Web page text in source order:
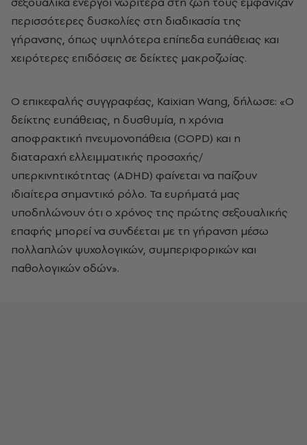
περισσότερες δυσκολίες στη διαδικασία της
γήρανσης, όπως υψηλότερα επίπεδα ευπάθειας και
χειρότερες επιδόσεις σε δείκτες μακροζωίας.
Ο επικεφαλής συγγραφέας, Kaixian Wang, δήλωσε: «Ο
δείκτης ευπάθειας, η δυσθυμία, η χρόνια
αποφρακτική πνευμονοπάθεια (COPD) και η
διαταραχή ελλειμματικής προσοχής/
υπερκινητικότητας (ADHD) φαίνεται να παίζουν
ιδιαίτερα σημαντικό ρόλο. Τα ευρήματά μας
υποδηλώνουν ότι ο χρόνος της πρώτης σεξουαλικής
επαφής μπορεί να συνδέεται με τη γήρανση μέσω
πολλαπλών ψυχολογικών, συμπεριφορικών και
παθολογικών οδών».